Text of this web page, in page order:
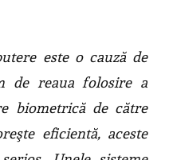
este o cauză de
de reaua folosire a
biometrică de către
eficientă, aceste